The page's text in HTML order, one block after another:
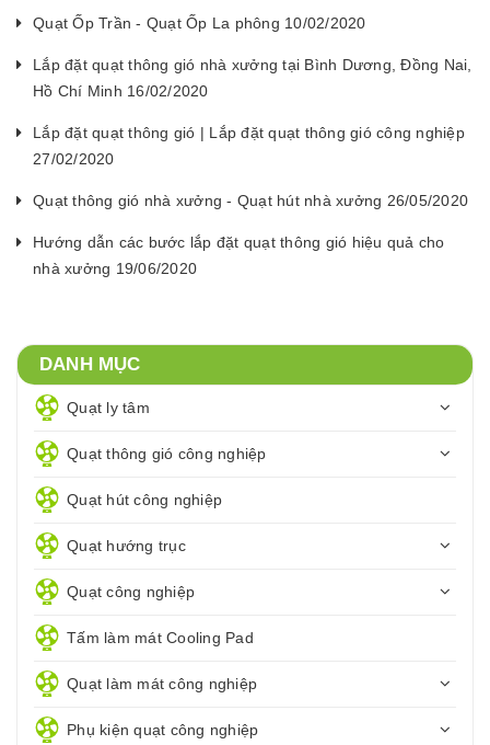
Quạt Ốp Trần - Quạt Ốp La phông 10/02/2020
Lắp đặt quạt thông gió nhà xưởng tại Bình Dương, Đồng Nai,
Hồ Chí Minh 16/02/2020
Lắp đặt quạt thông gió | Lắp đặt quạt thông gió công nghiệp
27/02/2020
Quạt thông gió nhà xưởng - Quạt hút nhà xưởng 26/05/2020
Hướng dẫn các bước lắp đặt quạt thông gió hiệu quả cho
nhà xưởng 19/06/2020
DANH MỤC
Quạt ly tâm
Quạt thông gió công nghiệp
Quạt hút công nghiệp
Quạt hướng trục
Quạt công nghiệp
Tấm làm mát Cooling Pad
Quạt làm mát công nghiệp
Phụ kiện quạt công nghiệp